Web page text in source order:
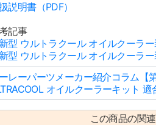
説明書（PDF）
記事
新型 ウルトラクール オイルクーラー
新型 ウルトラクール オイルクーラ
レーパーツメーカー紹介コラム【
オイルクーラーキット 適
この商品の関